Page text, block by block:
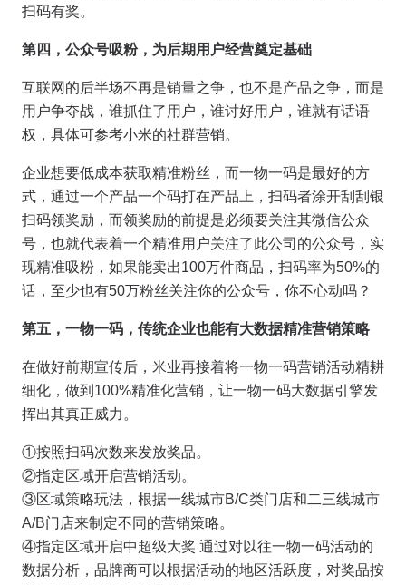
扫码有奖。
第四，公众号吸粉，为后期用户经营奠定基础
互联网的后半场不再是销量之争，也不是产品之争，而是
用户争夺战，谁抓住了用户，谁讨好用户，谁就有话语
权，具体可参考小米的社群营销。
企业想要低成本获取精准粉丝，而一物一码是最好的方
式，通过一个产品一个码打在产品上，扫码者涂开刮刮银
扫码领奖励，而领奖励的前提是必须要关注其微信公众
号，也就代表着一个精准用户关注了此公司的公众号，实
现精准吸粉，如果能卖出100万件商品，扫码率为50%的
话，至少也有50万粉丝关注你的公众号，你不心动吗？
第五，一物一码，传统企业也能有大数据精准营销策略
在做好前期宣传后，米业再接着将一物一码营销活动精耕
细化，做到100%精准化营销，让一物一码大数据引擎发
挥出其真正威力。
①按照扫码次数来发放奖品。
②指定区域开启营销活动。
③区域策略玩法，根据一线城市B/C类门店和二三线城市
A/B门店来制定不同的营销策略。
④指定区域开启中超级大奖 通过对以往一物一码活动的
数据分析，品牌商可以根据活动的地区活跃度，对奖品按